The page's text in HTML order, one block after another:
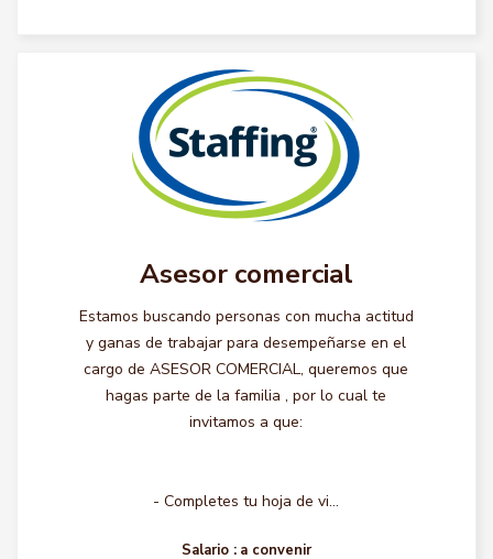
Asesor comercial
Estamos buscando personas con mucha actitud
y ganas de trabajar para desempeñarse en el
cargo de ASESOR COMERCIAL, queremos que
hagas parte de la familia , por lo cual te
invitamos a que:
- Completes tu hoja de vi...
Salario : a convenir